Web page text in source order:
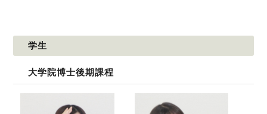
学生
大学院博士後期課程